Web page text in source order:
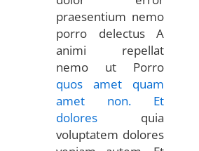
praesentium nemo
porro delectus A
animi repellat
nemo ut Porro
quos amet quam
amet non. Et
dolores quia
voluptatem dolores